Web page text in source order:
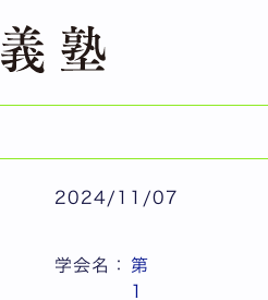
【第18回日本薬局学会学
2024/11/07
学会名：
第
1